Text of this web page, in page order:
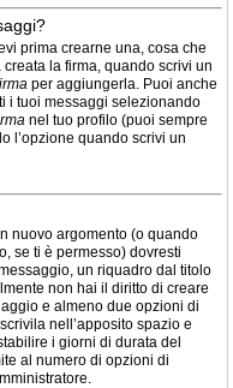
prima crearne una, cosa che
la firma, quando scrivi un
per aggiungerla. Puoi anche
i tuoi messaggi selezionando
nel tuo profilo (puoi sempre
l’opzione quando scrivi un
nuovo argomento (o quando
se ti è permesso) dovresti
un riquadro dal titolo
non hai il diritto di creare
e almeno due opzioni di
nell’apposito spazio e
i giorni di durata del
al numero di opzioni di